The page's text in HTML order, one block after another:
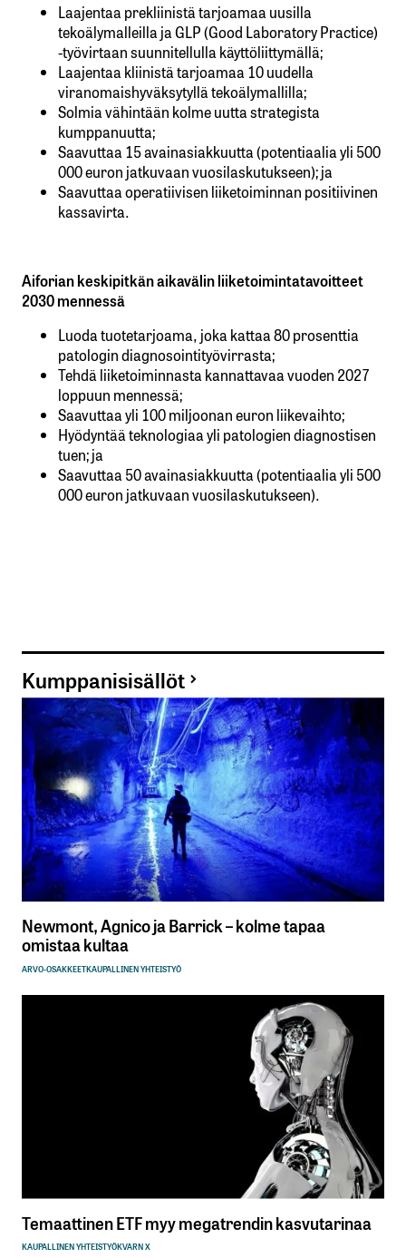
Laajentaa prekliinistä tarjoamaa uusilla
tekoälymalleilla ja GLP (Good Laboratory Practice)
-työvirtaan suunnitellulla käyttöliittymällä;
Laajentaa kliinistä tarjoamaa 10 uudella
viranomaishyväksytyllä tekoälymallilla;
Solmia vähintään kolme uutta strategista
kumppanuutta;
Saavuttaa 15 avainasiakkuutta (potentiaalia yli 500
000 euron jatkuvaan vuosilaskutukseen); ja
Saavuttaa operatiivisen liiketoiminnan positiivinen
kassavirta.
Aiforian keskipitkän aikavälin liiketoimintatavoitteet
2030 mennessä
Luoda tuotetarjoama, joka kattaa 80 prosenttia
patologin diagnosointityövirrasta;
Tehdä liiketoiminnasta kannattavaa vuoden 2027
loppuun mennessä;
Saavuttaa yli 100 miljoonan euron liikevaihto;
Hyödyntää teknologiaa yli patologien diagnostisen
tuen; ja
Saavuttaa 50 avainasiakkuutta (potentiaalia yli 500
000 euron jatkuvaan vuosilaskutukseen).
Kumppanisisällöt
Newmont, Agnico ja Barrick – kolme tapaa
omistaa kultaa
ARVO-OSAKKEETKAUPALLINEN YHTEISTYÖ
Temaattinen ETF myy megatrendin kasvutarinaa
KAUPALLINEN YHTEISTYÖKVARN X